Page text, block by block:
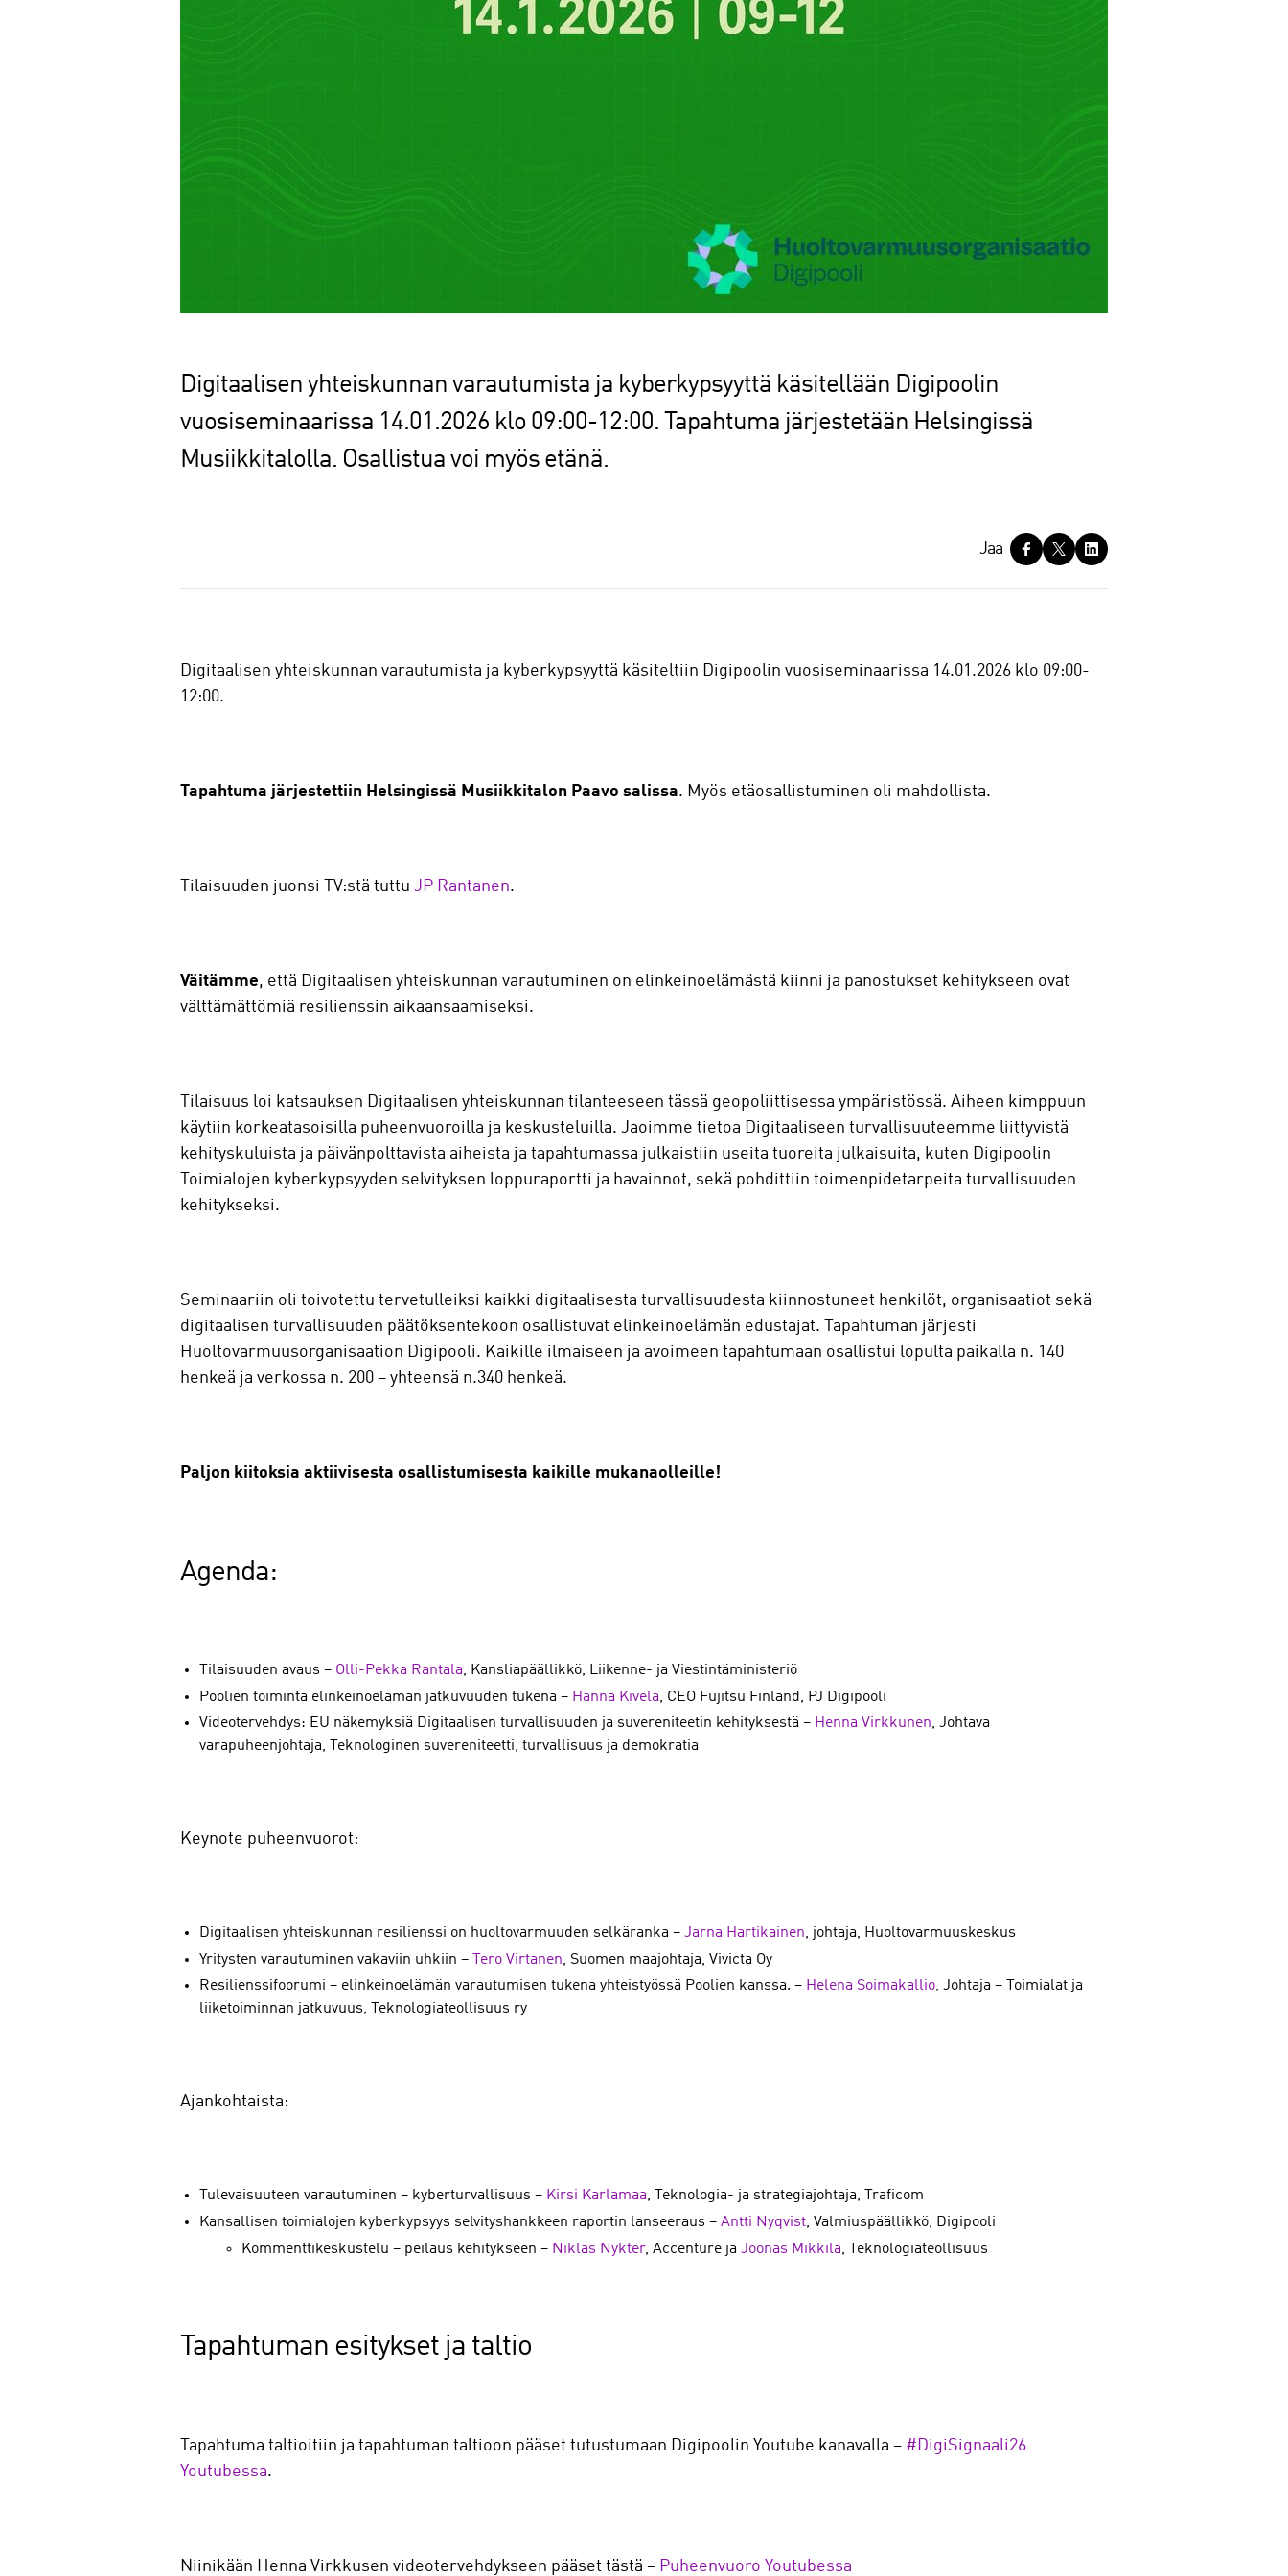
Digitaalisen yhteiskunnan varautumista ja kyberkypsyyttä käsitellään Digipoolin
vuosiseminaarissa 14.01.2026 klo 09:00-12:00. Tapahtuma järjestetään Helsingissä
Musiikkitalolla. Osallistua voi myös etänä.
a
Jaa
Digitaalisen yhteiskunnan varautumista ja kyberkypsyyttä käsiteltiin Digipoolin vuosiseminaarissa 14.01.2026 klo 09:00-
12:00.
Tapahtuma järjestettiin Helsingissä Musiikkitalon Paavo salissa. Myös etäosallistuminen oli mahdollista.
Tilaisuuden juonsi TV:stä tuttu JP Rantanen.
Väitämme, että Digitaalisen yhteiskunnan varautuminen on elinkeinoelämästä kiinni ja panostukset kehitykseen ovat
välttämättömiä resilienssin aikaansaamiseksi.
Tilaisuus loi katsauksen Digitaalisen yhteiskunnan tilanteeseen tässä geopoliittisessa ympäristössä. Aiheen kimppuun
käytiin korkeatasoisilla puheenvuoroilla ja keskusteluilla. Jaoimme tietoa Digitaaliseen turvallisuuteemme liittyvistä
kehityskuluista ja päivänpolttavista aiheista ja tapahtumassa julkaistiin useita tuoreita julkaisuita, kuten Digipoolin
Toimialojen kyberkypsyyden selvityksen loppuraportti ja havainnot, sekä pohdittiin toimenpidetarpeita turvallisuuden
kehitykseksi.
Seminaariin oli toivotettu tervetulleiksi kaikki digitaalisesta turvallisuudesta kiinnostuneet henkilöt, organisaatiot sekä
digitaalisen turvallisuuden päätöksentekoon osallistuvat elinkeinoelämän edustajat. Tapahtuman järjesti
Huoltovarmuusorganisaation Digipooli. Kaikille ilmaiseen ja avoimeen tapahtumaan osallistui lopulta paikalla n. 140
henkeä ja verkossa n. 200 – yhteensä n.340 henkeä.
Paljon kiitoksia aktiivisesta osallistumisesta kaikille mukanaolleille!
Agenda:
Tilaisuuden avaus – Olli-Pekka Rantala, Kansliapäällikkö, Liikenne- ja Viestintäministeriö
Poolien toiminta elinkeinoelämän jatkuvuuden tukena – Hanna Kivelä, CEO Fujitsu Finland, PJ Digipooli
Videotervehdys: EU näkemyksiä Digitaalisen turvallisuuden ja suvereniteetin kehityksestä – Henna Virkkunen, Johtava
varapuheenjohtaja, Teknologinen suvereniteetti, turvallisuus ja demokratia
Keynote puheenvuorot:
Digitaalisen yhteiskunnan resilienssi on huoltovarmuuden selkäranka – Jarna Hartikainen, johtaja, Huoltovarmuuskeskus
Yritysten varautuminen vakaviin uhkiin –
Tero Virtanen, Suomen maajohtaja, Vivicta Oy
Resilienssifoorumi – elinkeinoelämän varautumisen tukena yhteistyössä Poolien kanssa. – Helena Soimakallio, Johtaja – Toimialat ja
liiketoiminnan jatkuvuus, Teknologiateollisuus ry
Ajankohtaista:
Tulevaisuuteen varautuminen – kyberturvallisuus – Kirsi Karlamaa, Teknologia- ja strategiajohtaja, Traficom
Kansallisen toimialojen kyberkypsyys selvityshankkeen raportin lanseeraus – Antti Nyqvist, Valmiuspäällikkö, Digipooli
Kommenttikeskustelu – peilaus kehitykseen – Niklas Nykter, Accenture ja Joonas Mikkilä, Teknologiateollisuus
Tapahtuman esitykset ja taltio
Tapahtuma taltioitiin ja tapahtuman taltioon pääset tutustumaan Digipoolin Youtube kanavalla – #DigiSignaali26
Youtubessa.
Niinikään Henna Virkkusen videotervehdykseen pääset tästä – Puheenvuoro Youtubessa